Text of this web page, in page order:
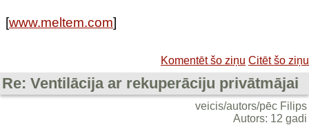
[www.meltem.com]
Komentēt šo ziņu Citēt šo ziņu
Re: Ventilācija ar rekuperāciju privātmājai
veicis/autors/pēc Filips
Autors: 12 gadi